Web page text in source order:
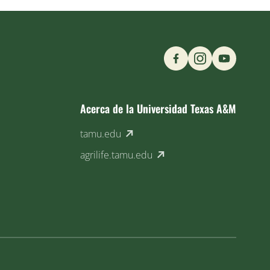
Find us on Social
Acerca de la Universidad Texas A&M
tamu.edu (external link)
agrilife.tamu.edu (external link)